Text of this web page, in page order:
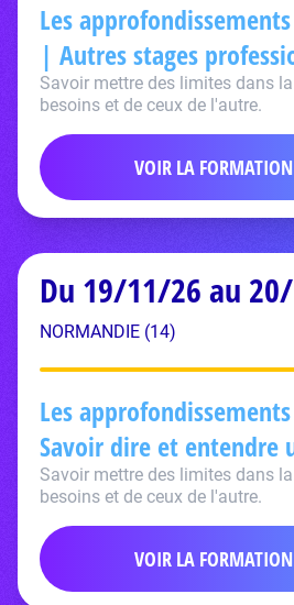
Les
| Autres stages
Savoir mettre des limites dans
besoins et de ceux de l'autre.
VOIR LA FORMATION
Du 19/11/26 au
NORMANDIE (14)
Les
Savoir dire et entendre
Savoir mettre des limites dans
besoins et de ceux de l'autre.
VOIR LA FORMATION